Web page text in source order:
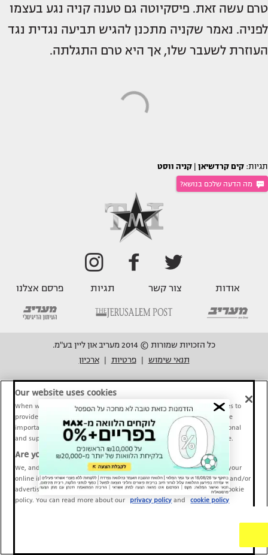
טרם עשה זאת. פיסקיוטה גם טענה קניה נגע בעצמו
לפניה. נאמר שקניה מתכנן להגיש תביעה נגדית נגד
העוזרת לשעבר שלו, אך היא טרם התגלתה.
תגיות: קים קרדשיאן קניה ווסט
מה הדעה שלכם בנושא?
אודות צור קשר תגיות פרסם אצלנו
כל הזכויות שמורות © 2014 מעריב און ליין בע"מ.
תנאי שימוש
פרטיות ארכיון
Our website uses cookies
When we provide Maariv, TMI and Sport1 content online, we use cookies to
provide social media features and to analyze our traffic. These tools are
important and necessary for our website functionality. Others are optional
and support Maariv, TMI and Sport1 activity and your online experience.
Are you happy to accept cookies?
We, and our partners, use information about your use of our site and your
online interactions to improve our services and to personalize content and/or
advertising for you. You can read more about our privacy policy and cookie
policy. You can read more about our
privacy policy and cookie policy